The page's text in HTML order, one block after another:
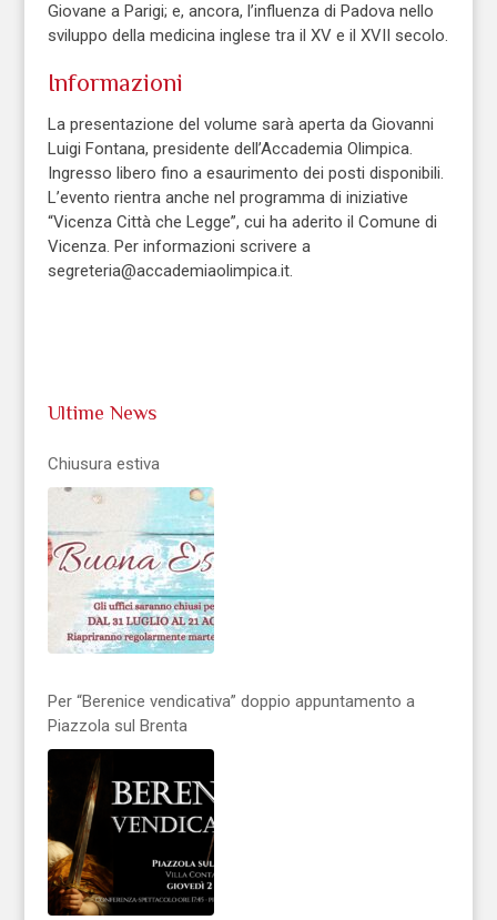
Giovane a Parigi; e, ancora, l’influenza di Padova nello
sviluppo della medicina inglese tra il XV e il XVII secolo.
Informazioni
La presentazione del volume sarà aperta da Giovanni
Luigi Fontana, presidente dell’Accademia Olimpica.
Ingresso libero fino a esaurimento dei posti disponibili.
L’evento rientra anche nel programma di iniziative
“Vicenza Città che Legge”, cui ha aderito il Comune di
Vicenza. Per informazioni scrivere a
segreteria@accademiaolimpica.it.
Ultime News
Chiusura estiva
Per “Berenice vendicativa” doppio appuntamento a
Piazzola sul Brenta